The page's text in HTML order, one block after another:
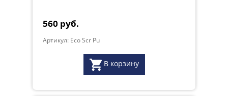
560 руб.
Артикул: Eco Scr Pu
В корзину